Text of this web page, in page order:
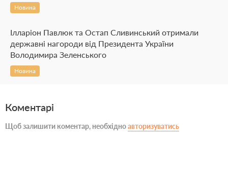
Новина
Ілларіон Павлюк та Остап Сливинський отримали
державні нагороди від Президента України
Володимира Зеленського
Новина
Коментарі
Щоб залишити коментар, необхідноавторизуватись